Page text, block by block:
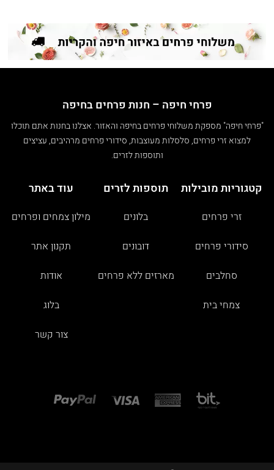
פרחי חיפה – חנות פרחים בחיפה
"פרחי חיפה" מספקת משלוחי פרחים בחיפה והאזור. אצלנו בחנות אתם תוכלו
למצוא זרי פרחים, סלסלות מעוצבות, סידורי פרחים מרהיבים, עציצים
ותוספות לזרים.
קטגוריות מובילות
זרי פרחים
סידורי פרחים
סחלבים
צמחי בית
תוספות לזרים
בלונים
דובונים
מארזים ללא פרחים
עוד באתר
מילון צמחים ופרחים
תקנון אתר
אודות
בלוג
צור קשר